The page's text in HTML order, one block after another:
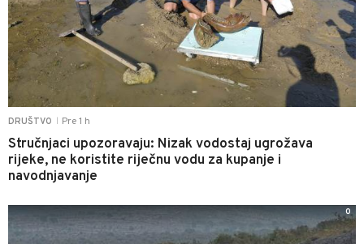
DRUŠTVO Pre 1 h
Stručnjaci upozoravaju: Nizak vodostaj ugrožava
rijeke, ne koristite riječnu vodu za kupanje i
navodnjavanje
0